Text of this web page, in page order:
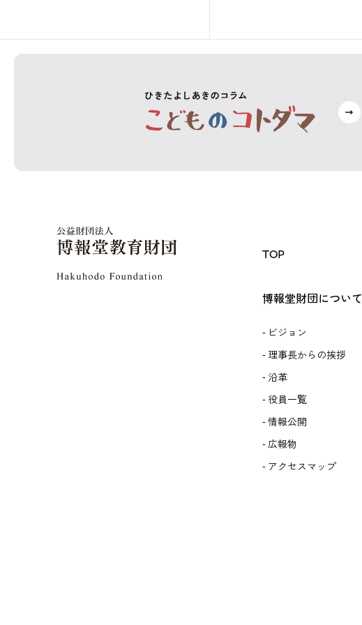
TOP
博報堂財団について
ビジョン
理事長からの挨拶
沿革
役員一覧
情報公開
広報物
アクセスマップ